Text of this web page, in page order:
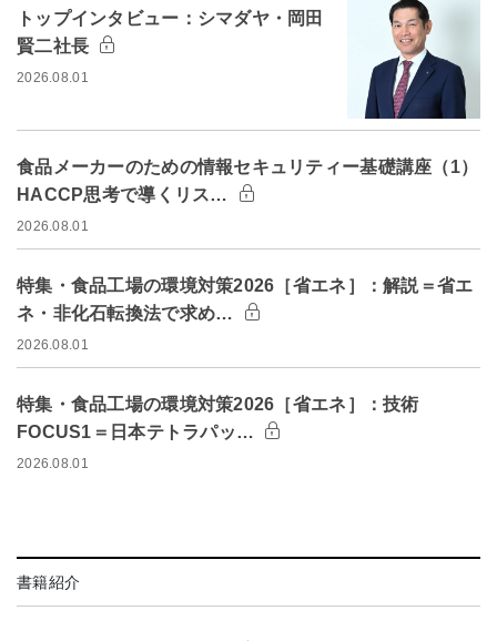
トップインタビュー：シマダヤ・岡田
賢二社長
2026.08.01
食品メーカーのための情報セキュリティー基礎講座（1）
HACCP思考で導くリス…
2026.08.01
特集・食品工場の環境対策2026［省エネ］：解説＝省エ
ネ・非化石転換法で求め…
2026.08.01
特集・食品工場の環境対策2026［省エネ］：技術
FOCUS1＝日本テトラパッ…
2026.08.01
書籍紹介